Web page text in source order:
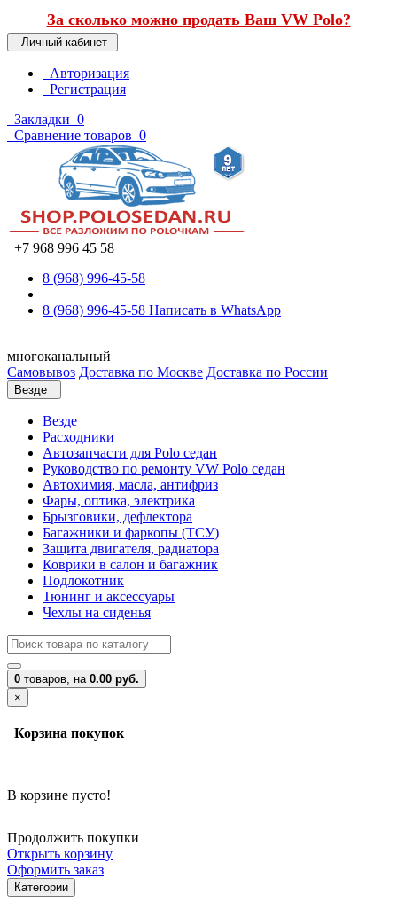
За сколько можно продать Ваш VW Polo?
Личный кабинет
Авторизация
Регистрация
Закладки 0
Сравнение товаров 0
+7 968 996 45 58
8 (968) 996-45-58
8 (968) 996-45-58 Написать в WhatsApp
многоканальный
Самовывоз Доставка по Москве Доставка по России
Везде
Везде
Расходники
Автозапчасти для Polo седан
Руководство по ремонту VW Polo седан
Автохимия, масла, антифриз
Фары, оптика, электрика
Брызговики, дефлектора
Багажники и фаркопы (ТСУ)
Защита двигателя, радиатора
Коврики в салон и багажник
Подлокотник
Тюнинг и аксессуары
Чехлы на сиденья
0 товаров, на 0.00 руб.
×
Корзина покупок
В корзине пусто!
Продолжить покупки
Открыть корзину
Оформить заказ
Категории